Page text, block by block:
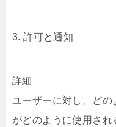
3. 許可と通知
詳細
ユーザーに対し、ど
がどのように使用さ